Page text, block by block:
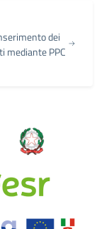
dei
mediante PPC